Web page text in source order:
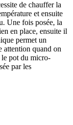
de chauffer la
et ensuite
Une fois posée, la
en place, ensuite il
permet un
attention quand on
le pot du micro-
par les